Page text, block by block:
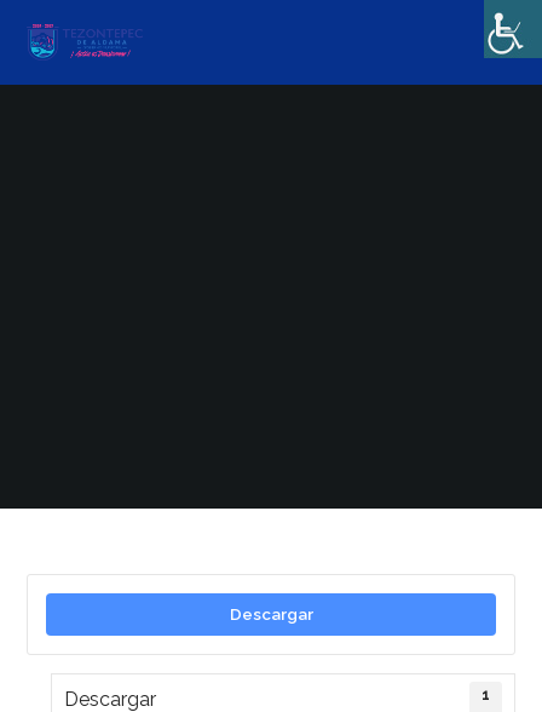
Descargar
Descargar 1